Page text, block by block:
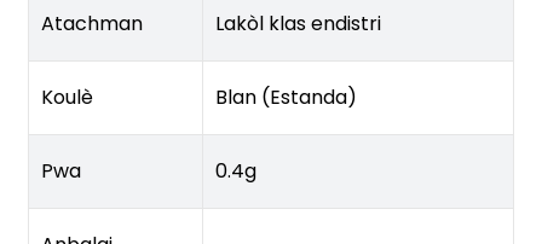
Atachman Lakòl klas endistri
Koulè Blan (Estanda)
Pwa 0.4g